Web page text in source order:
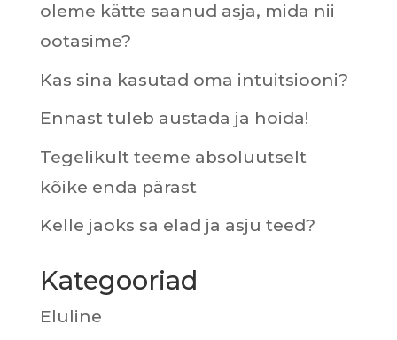
oleme kätte saanud asja, mida nii
ootasime?
Kas sina kasutad oma intuitsiooni?
Ennast tuleb austada ja hoida!
Tegelikult teeme absoluutselt
kõike enda pärast
Kelle jaoks sa elad ja asju teed?
Kategooriad
Eluline